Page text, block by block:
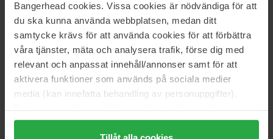
Bangerhead cookies. Vissa cookies är nödvändiga för att
du ska kunna använda webbplatsen, medan ditt
samtycke krävs för att använda cookies för att förbättra
våra tjänster, mäta och analysera trafik, förse dig med
relevant och anpassat innehåll/annonser samt för att
aktivera funktioner som används på sociala medier
media (kan innefatta behandling av personuppgifter).
Genom att trycka på "Tillåt alla cookies" accepterar du
4.3
Basert på 4 anmeldelser